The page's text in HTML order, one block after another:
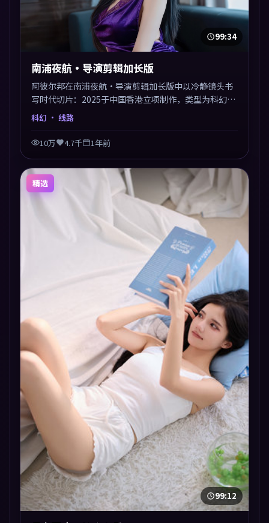
99:34
南浦夜航·导演剪辑加长版
阿彼尔邦在南浦夜航·导演剪辑加长版中以冷静镜头书
写时代切片：2025于中国香港立项制作，类型为科幻。
多线叙事交汇于终局，真相与救赎并行，适合喜欢细读
表演的影迷。摄影与配乐高度统一，城市夜景与内心戏
互为镜像。
科幻 · 线路
10万 4.7千 1年前
精选
99:12